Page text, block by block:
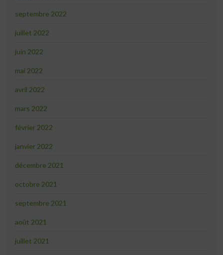
septembre 2022
juillet 2022
juin 2022
mai 2022
avril 2022
mars 2022
février 2022
janvier 2022
décembre 2021
octobre 2021
septembre 2021
août 2021
juillet 2021